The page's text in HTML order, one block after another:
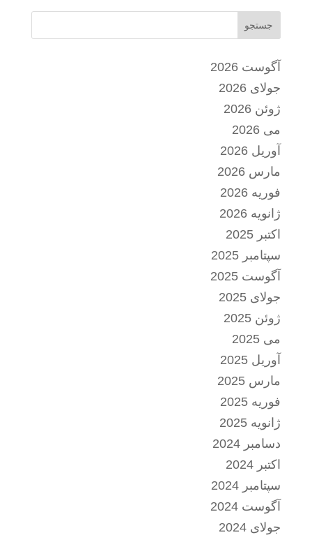
جستجو
آگوست 2026
جولای 2026
ژوئن 2026
می 2026
آوریل 2026
مارس 2026
فوریه 2026
ژانویه 2026
اکتبر 2025
سپتامبر 2025
آگوست 2025
جولای 2025
ژوئن 2025
می 2025
آوریل 2025
مارس 2025
فوریه 2025
ژانویه 2025
دسامبر 2024
اکتبر 2024
سپتامبر 2024
آگوست 2024
جولای 2024